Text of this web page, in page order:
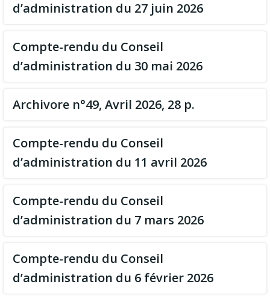
d’administration du 27 juin 2026
Compte-rendu du Conseil
d’administration du 30 mai 2026
Archivore n°49, Avril 2026, 28 p.
Compte-rendu du Conseil
d’administration du 11 avril 2026
Compte-rendu du Conseil
d’administration du 7 mars 2026
Compte-rendu du Conseil
d’administration du 6 février 2026